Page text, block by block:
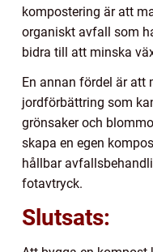
kompostering är att
organiskt avfall som
bidra till att minska
En annan fördel är att
jordförbättring som
grönsaker och
skapa en egen
hållbar
fotavtryck.
Slutsats: